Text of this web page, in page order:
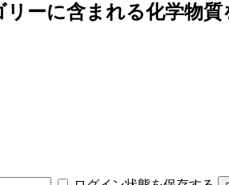
に含まれる化学物質